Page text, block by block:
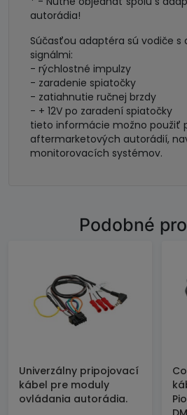
autorádia!
Súčasťou adaptéra sú vodiče s
signálmi:
- rýchlostné impulzy
- zaradenie spiatočky
- zatiahnutie ručnej brzdy
- + 12V po zaradení spiatočky
tieto informácie možno použiť
aftermarketových autorádií,
monitorovacích systémov.
Podobné
Univerzálny pripojovací
kábel pre moduly
ovládania autorádia.